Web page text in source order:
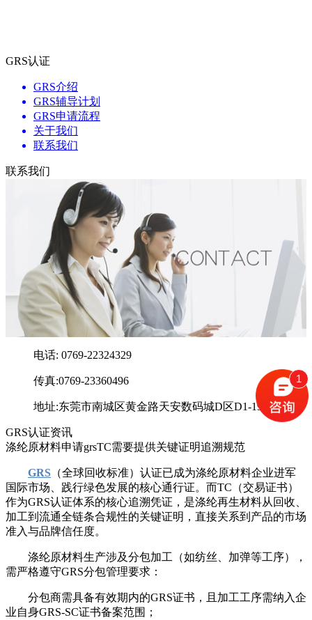
GRS认证
GRS介绍
GRS辅导计划
GRS申请流程
关于我们
联系我们
联系我们
电话: 0769-22324329
传真:0769-23360496
地址:东莞市南城区黄金路天安数码城D区D1-1902室
GRS认证资讯
涤纶原材料申请grsTC需要提供关键证明追溯规范
GRS （全球回收标准）认证已成为涤纶原材料企业进军
国际市场、践行绿色发展的核心通行证。而TC（交易证书）
作为GRS认证体系的核心追溯凭证，是涤纶再生材料从回收、
加工到流通全链条合规性的关键证明，直接关系到产品的市场
准入与品牌信任度。
涤纶原材料生产涉及分包加工（如纺丝、加弹等工序），
需严格遵守GRS分包管理要求：
分包商需具备有效期内的GRS证书，且加工工序需纳入企
业自身GRS-SC证书备案范围；
1